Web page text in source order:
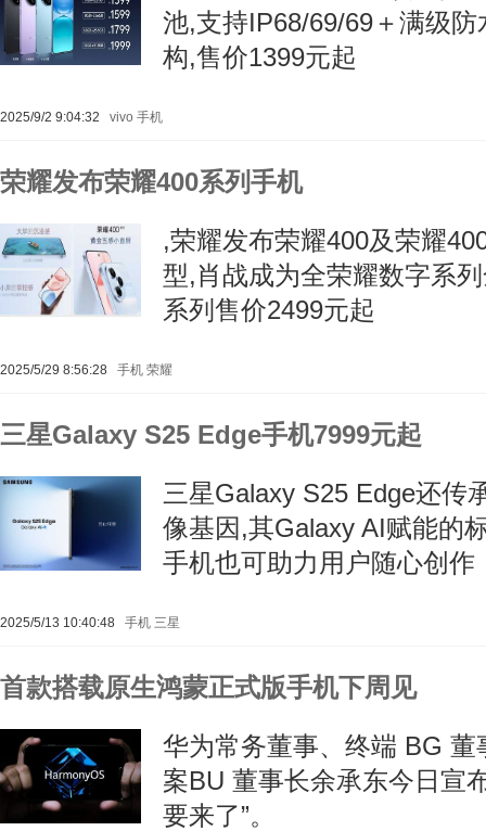
池,支持IP68/69/69＋满级
构,售价1399元起
2025/9/2 9:04:32 vivo 手机
荣耀发布荣耀400系列手机
,荣耀发布荣耀400及荣耀
型,肖战成为全荣耀数字系
系列售价2499元起
2025/5/29 8:56:28 手机 荣耀
三星Galaxy S25 Edge手机7999元起
三星Galaxy S25 Edge还传
像基因,其Galaxy AI赋能的
手机也可助力用户随心创作
2025/5/13 10:40:48 手机 三星
首款搭载原生鸿蒙正式版手机下周见
华为常务董事、终端 BG
案BU 董事长余承东今日宣
要来了”。